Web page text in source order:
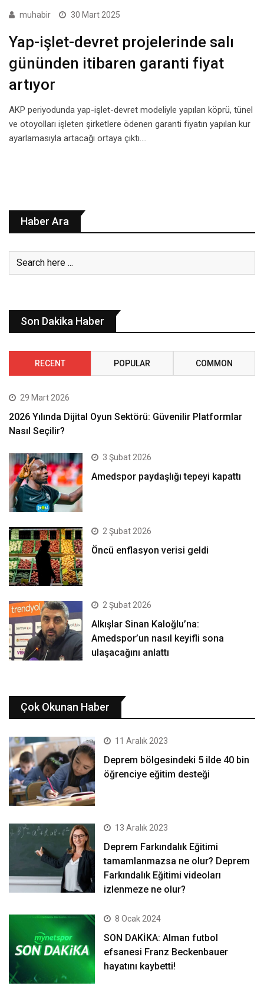
muhabir 30 Mart 2025
Yap-işlet-devret projelerinde salı
gününden itibaren garanti fiyat
artıyor
AKP periyodunda yap-işlet-devret modeliyle yapılan köprü, tünel
ve otoyolları işleten şirketlere ödenen garanti fiyatın yapılan kur
ayarlamasıyla artacağı ortaya çıktı.…
Haber Ara
Son Dakika Haber
RECENT POPULAR COMMON
29 Mart 2026
2026 Yılında Dijital Oyun Sektörü: Güvenilir Platformlar
Nasıl Seçilir?
3 Şubat 2026
Amedspor paydaşlığı tepeyi kapattı
2 Şubat 2026
Öncü enflasyon verisi geldi
2 Şubat 2026
Alkışlar Sinan Kaloğlu’na:
Amedspor’un nasıl keyifli sona
ulaşacağını anlattı
Çok Okunan Haber
11 Aralık 2023
Deprem bölgesindeki 5 ilde 40 bin
öğrenciye eğitim desteği
13 Aralık 2023
Deprem Farkındalık Eğitimi
tamamlanmazsa ne olur? Deprem
Farkındalık Eğitimi videoları
izlenmeze ne olur?
8 Ocak 2024
SON DAKİKA: Alman futbol
efsanesi Franz Beckenbauer
hayatını kaybetti!